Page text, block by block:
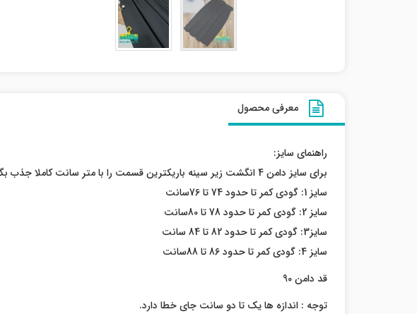
معرفی محصول
راهنمای سایز:
برای سایز دامن 4 انگشت زیر سینه باریکترین قسمت را با متر سانت کاملا جذب بگیرید.
سایز 1: گودی کمر تا حدود 74 تا 76سانت
سایز 2: گودی کمر تا حدود 78 تا 80سانت
سایز3: گودی کمر تا حدود 82 تا 84 سانت
سایز 4: گودی کمر تا حدود 86 تا 88سانت
قد دامن 90
توجه : اندازه ها یک تا دو سانت جای خطا دارد.